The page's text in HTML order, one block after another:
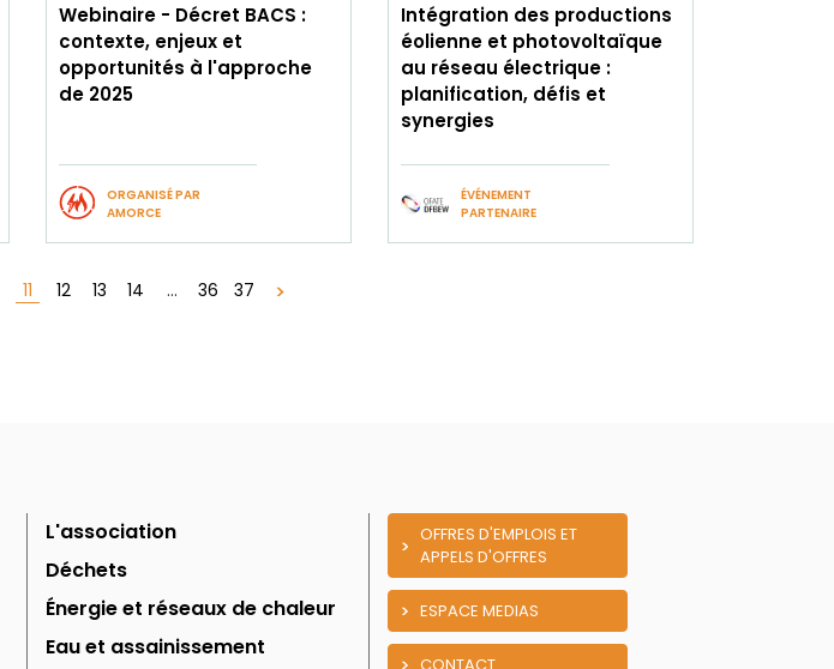
Webinaire - Décret BACS :
contexte, enjeux et
opportunités à l'approche
de 2025
ORGANISÉ PAR
AMORCE
Intégration des productions
éolienne et photovoltaïque
au réseau électrique :
planification, défis et
synergies
ÉVÉNEMENT
PARTENAIRE
11 12 13 14 ... 36 37
L'association
Déchets
Énergie et réseaux de chaleur
Eau et assainissement
OFFRES D'EMPLOIS ET
APPELS D'OFFRES
ESPACE MEDIAS